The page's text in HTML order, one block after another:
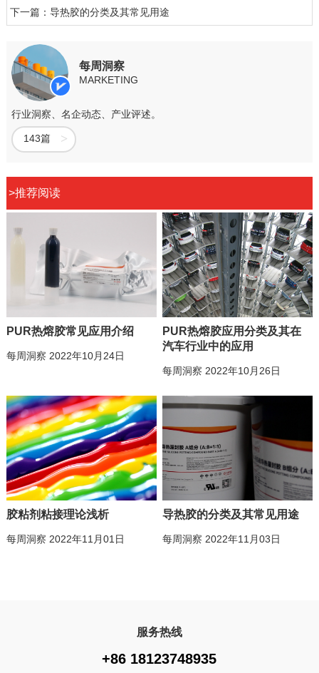
下一篇：导热胶的分类及其常见用途
每周洞察
MARKETING
行业洞察、名企动态、产业评述。
143篇
>推荐阅读
PUR热熔胶常见应用介绍
每周洞察 2022年10月24日
PUR热熔胶应用分类及其在
汽车行业中的应用
每周洞察 2022年10月26日
胶粘剂粘接理论浅析
每周洞察 2022年11月01日
导热胶的分类及其常见用途
每周洞察 2022年11月03日
服务热线
+86 18123748935